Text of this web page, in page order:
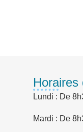
Horaires
Lundi : De
Mardi : De